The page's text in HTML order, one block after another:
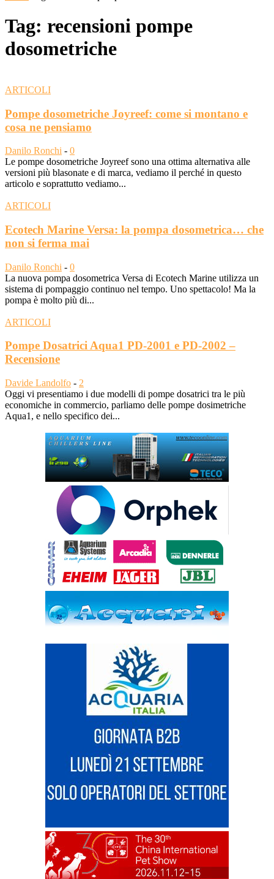
Tag: recensioni pompe
dosometriche
ARTICOLI
Pompe dosometriche Joyreef: come si montano e
cosa ne pensiamo
Danilo Ronchi - 0
Le pompe dosometriche Joyreef sono una ottima alternativa alle
versioni più blasonate e di marca, vediamo il perché in questo
articolo e soprattutto vediamo...
ARTICOLI
Ecotech Marine Versa: la pompa dosometrica… che
non si ferma mai
Danilo Ronchi - 0
La nuova pompa dosometrica Versa di Ecotech Marine utilizza un
sistema di pompaggio continuo nel tempo. Uno spettacolo! Ma la
pompa è molto più di...
ARTICOLI
Pompe Dosatrici Aqua1 PD-2001 e PD-2002 –
Recensione
Davide Landolfo - 2
Oggi vi presentiamo i due modelli di pompe dosatrici tra le più
economiche in commercio, parliamo delle pompe dosimetriche
Aqua1, e nello specifico dei...